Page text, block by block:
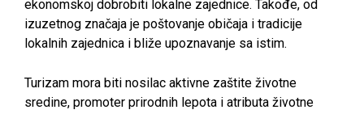
ekonomskoj dobrobiti lokalne zajednice. Takođe, od
izuzetnog značaja je poštovanje običaja i tradicije
lokalnih zajednica i bliže upoznavanje sa istim.
Turizam mora biti nosilac aktivne zaštite životne
sredine, promoter prirodnih lepota i atributa životne